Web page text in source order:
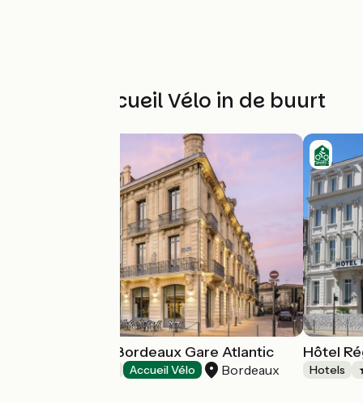
Andere Accueil Vélo in de buurt
Hôtel Mercure Bordeaux Gare Atlantic
Accueil Vélo Bordeaux
Hôtel
Hotels